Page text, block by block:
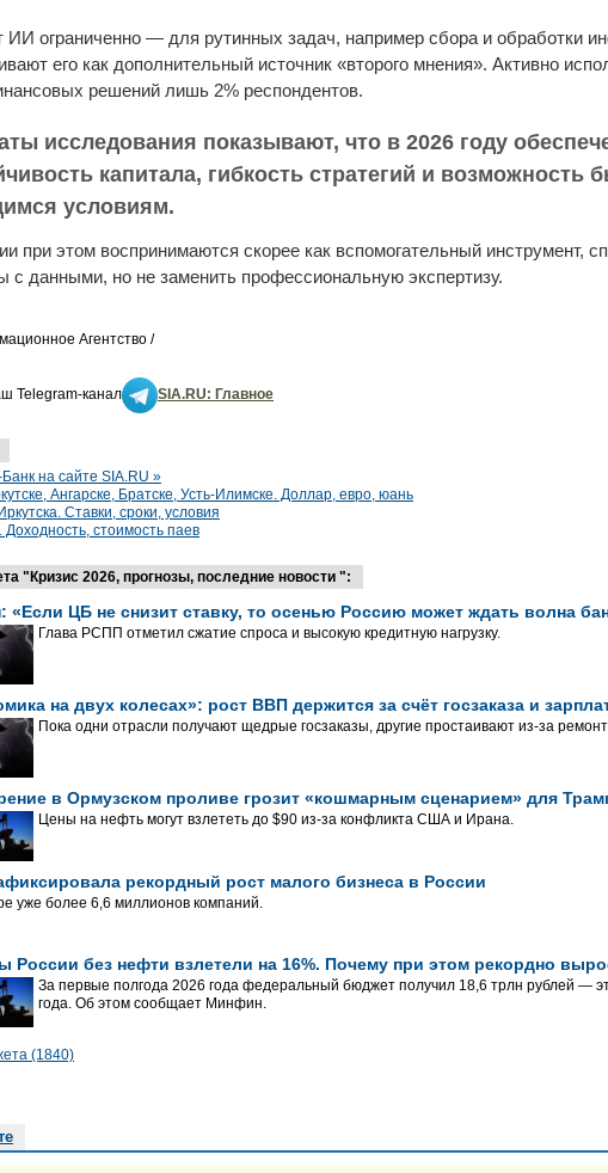
ИИ ограниченно — для рутинных задач, например сбора и обработки
его как дополнительный источник «второго мнения». Активно
решений лишь 2% респондентов.
исследования показывают, что в 2026 году
капитала, гибкость стратегий и возможность
условиям.
при этом воспринимаются скорее как вспомогательный инструмент,
с данными, но не заменить профессиональную экспертизу.
Агентство /
Telegram-канал SIA.RU: Главное
на сайте SIA.RU »
Ангарске, Братске, Усть-Илимске. Доллар, евро, юань
Ставки, сроки, условия
стоимость паев
"Кризис 2026, прогнозы, последние новости ":
«Если ЦБ не снизит ставку, то осенью Россию может ждать волна
Глава РСПП отметил сжатие спроса и высокую кредитную нагрузку.
на двух колесах»: рост ВВП держится за счёт госзаказа и
Пока одни отрасли получают щедрые госзаказы, другие простаивают из-за
в Ормузском проливе грозит «кошмарным сценарием» для
Цены на нефть могут взлететь до $90 из-за конфликта США и Ирана.
рекордный рост малого бизнеса в России
уже более 6,6 миллионов компаний.
России без нефти взлетели на 16%. Почему при этом рекордно
За первые полгода 2026 года федеральный бюджет получил 18,6 трлн рублей —
года. Об этом сообщает Минфин.
(1840)